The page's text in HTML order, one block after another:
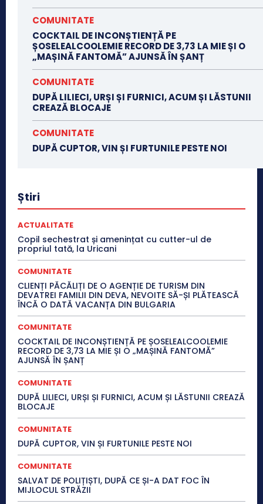
COMUNITATE
COCKTAIL DE INCONȘTIENȚĂ PE
ȘOSELEALCOOLEMIE RECORD DE 3,73 LA MIE ȘI O
„MAȘINĂ FANTOMĂ” AJUNSĂ ÎN ȘANȚ
COMUNITATE
DUPĂ LILIECI, URȘI ȘI FURNICI, ACUM ȘI LĂSTUNII
CREAZĂ BLOCAJE
COMUNITATE
DUPĂ CUPTOR, VIN ȘI FURTUNILE PESTE NOI
Știri
ACTUALITATE
Copil sechestrat și amenințat cu cutter-ul de
propriul tată, la Uricani
COMUNITATE
CLIENȚI PĂCĂLIȚI DE O AGENȚIE DE TURISM DIN
DEVATREI FAMILII DIN DEVA, NEVOITE SĂ-ȘI PLĂTEASCĂ
ÎNCĂ O DATĂ VACANȚA DIN BULGARIA
COMUNITATE
COCKTAIL DE INCONȘTIENȚĂ PE ȘOSELEALCOOLEMIE
RECORD DE 3,73 LA MIE ȘI O „MAȘINĂ FANTOMĂ”
AJUNSĂ ÎN ȘANȚ
COMUNITATE
DUPĂ LILIECI, URȘI ȘI FURNICI, ACUM ȘI LĂSTUNII CREAZĂ
BLOCAJE
COMUNITATE
DUPĂ CUPTOR, VIN ȘI FURTUNILE PESTE NOI
COMUNITATE
SALVAT DE POLIȚIȘTI, DUPĂ CE ȘI-A DAT FOC ÎN
MIJLOCUL STRĂZII